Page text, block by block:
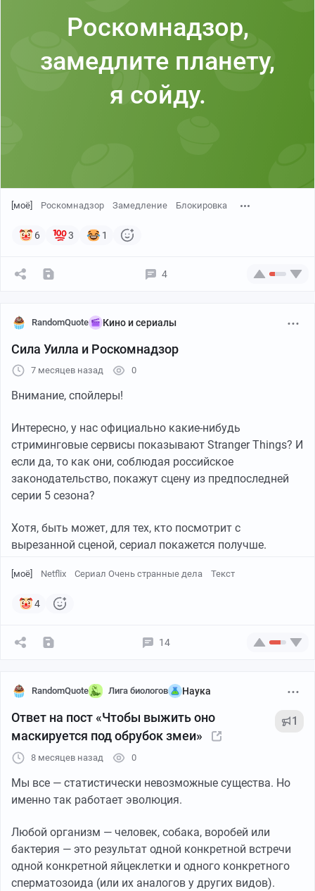
Роскомнадзор,
замедлите планету,
я сойду.
[моё] Роскомнадзор Замедление Блокировка
6 3 1
4
RandomQuote Кино и сериалы
Сила Уилла и Роскомнадзор
7 месяцев назад 0
Внимание, спойлеры!
Интересно, у нас официально какие-нибудь
стриминговые сервисы показывают Stranger Things? И
если да, то как они, соблюдая российское
законодательство, покажут сцену из предпоследней
серии 5 сезона?
Хотя, быть может, для тех, кто посмотрит с
вырезанной сценой, сериал покажется получше.
[моё] Netflix Сериал Очень странные дела Текст
4
14
RandomQuote Лига биологов Наука
Ответ на пост «Чтобы выжить оно
маскируется под обрубок змеи»
1
8 месяцев назад 0
Мы все — статистически невозможные существа. Но
именно так работает эволюция.
Любой организм — человек, собака, воробей или
бактерия — это результат одной конкретной встречи
одной конкретной яйцеклетки и одного конкретного
сперматозоида (или их аналогов у других видов).